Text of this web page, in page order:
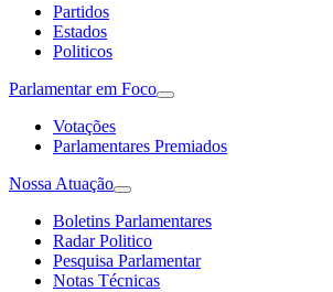
Partidos
Estados
Politicos
Parlamentar em Foco
Votações
Parlamentares Premiados
Nossa Atuação
Boletins Parlamentares
Radar Politico
Pesquisa Parlamentar
Notas Técnicas